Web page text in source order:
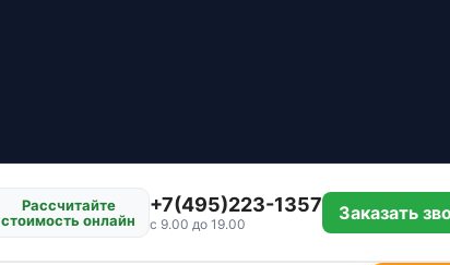
Рассчитайте
стоимость онлайн
+7(495)223-1357
с 9.00 до 19.00
Заказать